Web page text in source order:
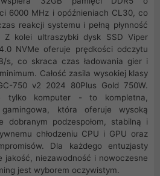
6000 MHz i opóźnieniach CL30, co
reakcji systemu i pełną płynność
Z kolei ultraszybki dysk SSD Viper
NVMe oferuje prędkości odczytu
s, co skraca czas ładowania gier i
Całość zasila wysokiej klasy
750 v2 2024 80Plus Gold 750W.
tylko komputer - to kompletna,
która oferuje wysoką
dobranym podzespołom, stabilną i
chłodzeniu CPU i GPU oraz
Dla każdego entuzjasty
jakość, niezawodność i nowoczesne
jest wyborem oczywistym.